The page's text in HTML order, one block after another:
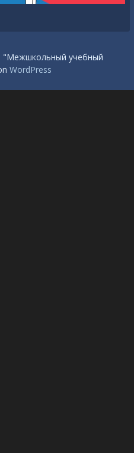
учебный
WordPress